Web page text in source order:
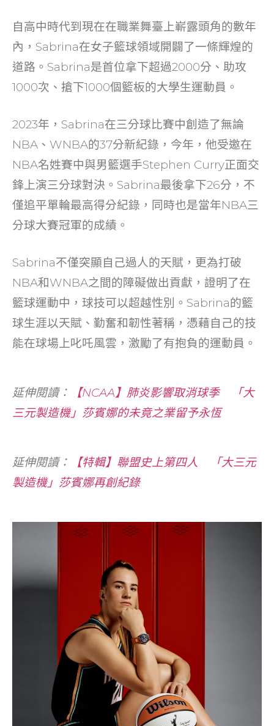
自高中時代到現在在職業舞臺上嶄露頭角的數年
內，Sabrina在女子籃球領域開闢了一條輝煌的
道路。Sabrina是首位拿下超過2000分、助攻
1000次、搶下1000個籃板的大學生運動員。
2023年，Sabrina在三分球比賽中創造了無論
NBA、WNBA的37分新紀錄，今年，他受邀在
NBA名姓賽中與男籃選手Stephen Curry正面交
鋒上演三分球對決。Sabrina最後拿下26分，不
僅追平單輪最高得分紀錄，同時也是當年NBA三
分球大賽冠軍的成績。
Sabrina不僅突顯自己過人的天賦，更為打破
NBA和WNBA之間的障礙做出貢獻，證明了在
籃球運動中，球技可以超越性別。Sabrina的籃
球生涯以天賦、勤奮和韌性著稱，憑藉自己的技
能在球場上叱吒風雲，激勵了有抱負的運動員。
延伸閱讀：
【NCAA】肺炎影響取消球季 「大
三元製造機」莎賓娜的未竟之業留予永恆
延伸閱讀：
【特輯】聯盟史上第四人 「大三元
製造機」莎賓娜再創紀錄